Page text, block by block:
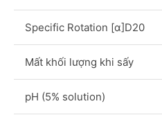
Specific Rotation [α]D20
Mất khối lượng khi sấy
pH (5% solution)